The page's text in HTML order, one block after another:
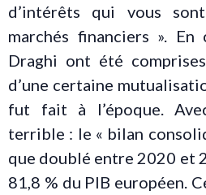
d’intérêts qui vous
marchés financiers ».
Draghi ont été comprises
d’une certaine
fut fait à l’époque.
terrible : le « bilan
que doublé entre 2020 et
81,8 % du PIB européen.